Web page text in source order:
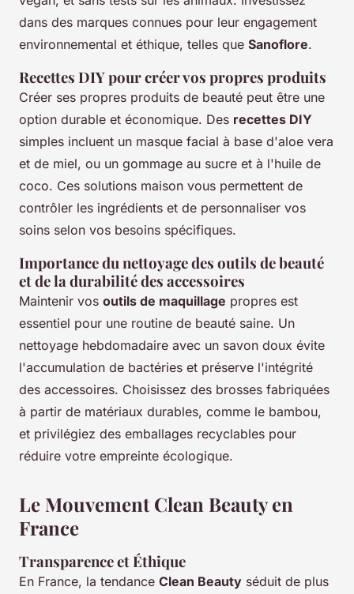
dans des marques connues pour leur engagement
environnemental et éthique, telles que Sanoflore.
Recettes DIY pour créer vos propres produits
Créer ses propres produits de beauté peut être une
option durable et économique. Des recettes DIY
simples incluent un masque facial à base d'aloe vera
et de miel, ou un gommage au sucre et à l'huile de
coco. Ces solutions maison vous permettent de
contrôler les ingrédients et de personnaliser vos
soins selon vos besoins spécifiques.
Importance du nettoyage des outils de beauté
et de la durabilité des accessoires
Maintenir vos outils de maquillage propres est
essentiel pour une routine de beauté saine. Un
nettoyage hebdomadaire avec un savon doux évite
l'accumulation de bactéries et préserve l'intégrité
des accessoires. Choisissez des brosses fabriquées
à partir de matériaux durables, comme le bambou,
et privilégiez des emballages recyclables pour
réduire votre empreinte écologique.
Le Mouvement Clean Beauty en
France
Transparence et Éthique
En France, la tendance Clean Beauty séduit de plus